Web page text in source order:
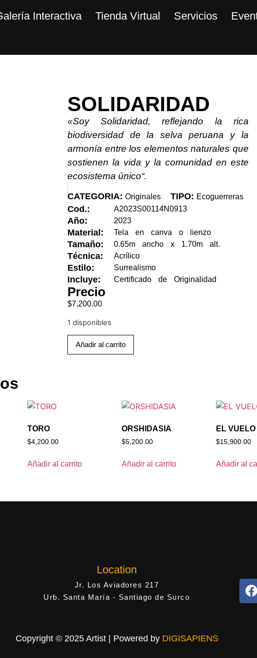
Interactiva Tienda Virtual Servicios
SOLIDARIDAD
«Soy Solidaridad, reflejando la rica
biodiversidad de la selva peruana y la
armonía entre los elementos naturales que
sostienen la vida y la comunidad en este
ecosistemaúnico“.
CATEGORIA: Originales TIPO: Ecoguerreras
Cod.: A2023S00114N0913
Año: 2023
Material: Tela en canva o lienzo
Tamaño: 0.65m ancho x 1.70m alt.
Técnica: Acrílico
Estilo: Surrealismo
Incluye: Certificado de Originalidad
Precio
$7,200.00
1 disponibles
Añadir al carrito
TORO
$4,200.00
Añadir al carrito
ORSHIDASIA
$5,200.00
Añadir al carrito
EL VUELO
$15,900.00
Añadir al
Location
Jr. Los Aviadores 217
Urb. Santa María - Santiago de Surco
Copyright © 2025 Artist | Powered by DIGISAPIENS